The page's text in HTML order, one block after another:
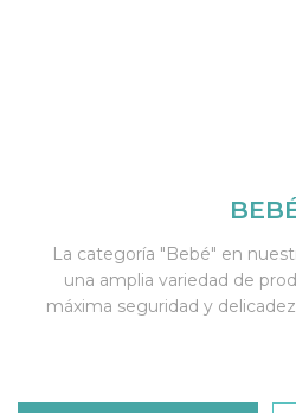
La categoría "Bebé" en
una amplia variedad de
máxima seguridad y